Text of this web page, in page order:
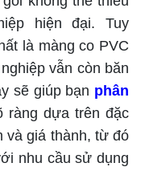
hiện đại. Tuy
là màng co PVC
vẫn còn băn
sẽ giúp bạn phân
ràng dựa trên đặc
và giá thành, từ đó
nhu cầu sử dụng